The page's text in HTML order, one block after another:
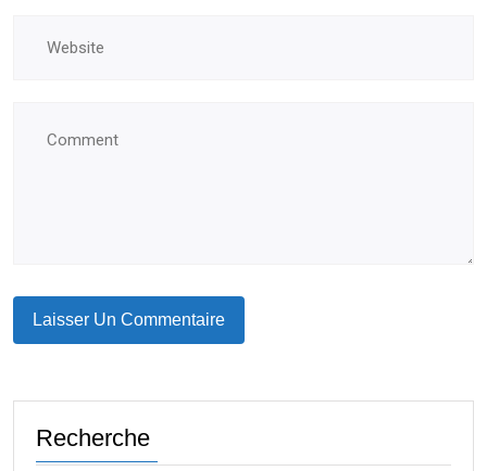
Recherche